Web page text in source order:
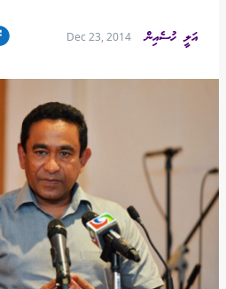
އަލީ ހުސެއިން Dec 23, 2014